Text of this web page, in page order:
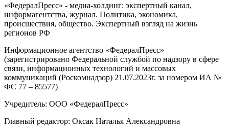
«ФедералПресс» - медиа-холдинг: экспертный канал,
информагентства, журнал. Политика, экономика,
происшествия, общество. Экспертный взгляд на жизнь
регионов РФ
Информационное агентство «ФедералПресс»
(зарегистрировано Федеральной службой по надзору в сфере
связи, информационных технологий и массовых
коммуникаций (Роскомнадзор) 21.07.2023г. за номером ИА №
ФС 77 – 85577)
Учредитель: ООО «ФедералПресс»
Главный редактор: Оксак Наталья Александровна